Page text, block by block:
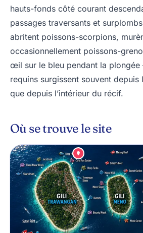
hauts-fonds côté courant
passages traversants et
abritent poissons-scorpions,
occasionnellement poissons-
œil sur le bleu pendant la
requins surgissent souvent depuis
que depuis l’intérieur du récif.
Où se trouve le site